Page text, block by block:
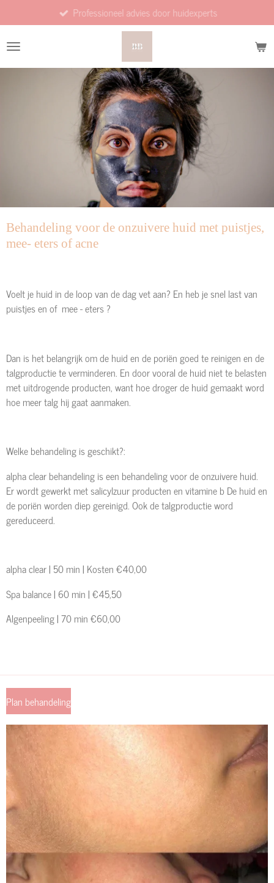
direct
naar
hoofdinhoud
Professioneel advies door huidexperts
Behandeling voor de onzuivere huid met puistjes,
mee- eters of acne
Voelt je huid in de loop van de dag vet aan? En heb je snel last van
puistjes en of mee - eters ?
Dan is het belangrijk om de huid en de poriën goed te reinigen en de
talgproductie te verminderen. En door vooral de huid niet te belasten
met uitdrogende producten, want hoe droger de huid gemaakt word
hoe meer talg hij gaat aanmaken.
Welke behandeling is geschikt?:
alpha clear behandeling is een behandeling voor de onzuivere huid.
Er wordt gewerkt met salicylzuur producten en vitamine b De huid en
de poriën worden diep gereinigd. Ook de talgproductie word
gereduceerd.
alpha clear | 50 min | Kosten €40,00
Spa balance | 60 min |€45,50
Algenpeeling | 70 min €60,00
Plan behandeling